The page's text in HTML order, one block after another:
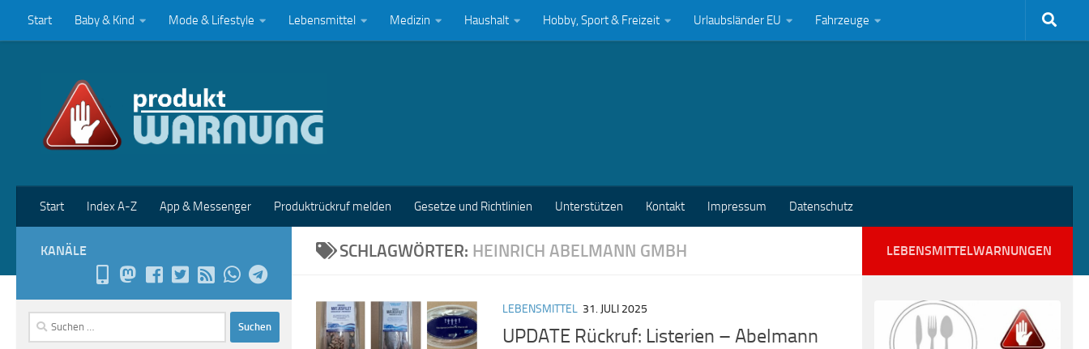
Zum Inhalt springen
Start Baby & Kind Mode & Lifestyle Lebensmittel Medizin Haushalt Hobby, Sport & Freizeit Urlaubsländer EU Fahrzeuge
Start Index A-Z App & Messenger Produktrückruf melden Gesetze und Richtlinien Unterstützen Kontakt Impressum Datenschutz
SCHLAGWÖRTER: HEINRICH ABELMANN GMBH
LEBENSMITTEL 31. JULI 2025
UPDATE Rückruf: Listerien – Abelmann
KANÄLE
Suchen
nach:
LEBENSMITTELWARNUNGEN